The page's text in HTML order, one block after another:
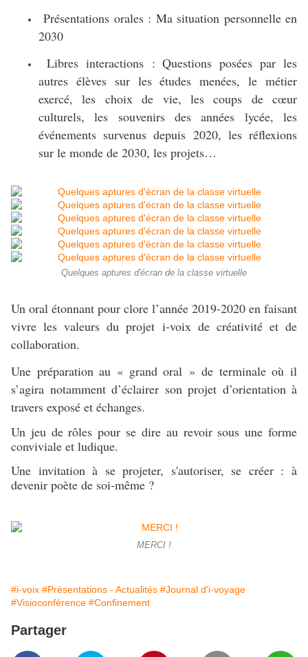
Présentations orales : Ma situation personnelle en
2030
Libres interactions : Questions posées par les
autres élèves sur les études menées, le métier
exercé, les choix de vie, les coups de cœur
culturels, les souvenirs des années lycée, les
événements survenus depuis 2020, les réflexions
sur le monde de 2030, les projets…
Quelques aptures d'écran de la classe virtuelle
Un oral étonnant pour clore l’année 2019-2020 en faisant
vivre les valeurs du projet i-voix de créativité et de
collaboration.
Une préparation au « grand oral » de terminale où il
s’agira notamment d’éclairer son projet d’orientation à
travers exposé et échanges.
Un jeu de rôles pour se dire au revoir sous une forme
conviviale et ludique.
Une invitation à se projeter, s'autoriser, se créer : à
devenir poète de soi-même ?
MERCI !
#i-voix #Présentations - Actualités #Journal d'i-voyage
#Visioconférence #Confinement
Partager